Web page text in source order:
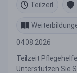
Teilzeit
04.08.2026
Teilzeit
Unterstützen Sie